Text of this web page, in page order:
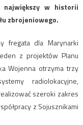
największy w historii
zbrojeniowego.
fregata dla Marynarki
z projektów Planu
Wojenna otrzyma trzy
radiolokacyjne,
szeroki zakres
z Sojusznikami